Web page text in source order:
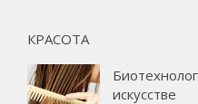
КРАСОТА
искусстве